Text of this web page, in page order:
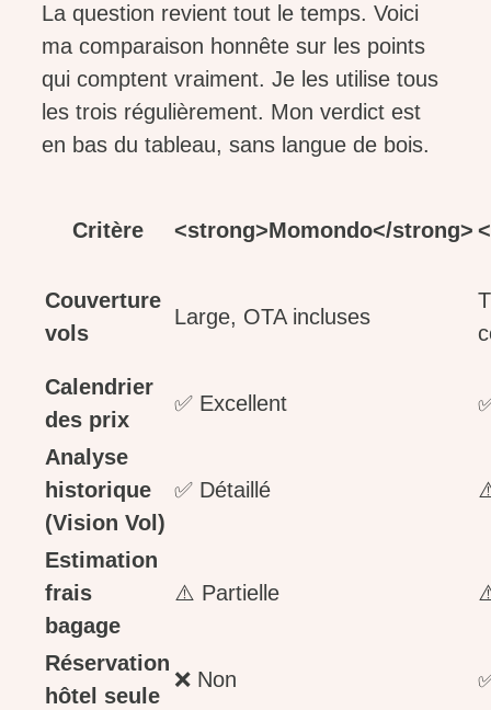
La question revient tout le temps. Voici
ma comparaison honnête sur les points
qui comptent vraiment. Je les utilise tous
les trois régulièrement. Mon verdict est
en bas du tableau, sans langue de bois.
Critère <strong>Momondo</strong>
Couverture
vols
Large, OTA incluses
Calendrier
des prix
✅ Excellent
Analyse
historique
(Vision Vol)
✅ Détaillé
Estimation
frais
bagage
⚠️ Partielle
Réservation
hôtel seule
❌ Non